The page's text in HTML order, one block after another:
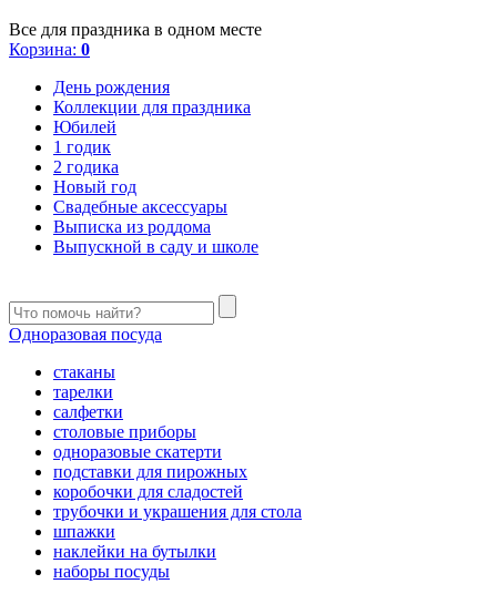
Все для праздника в одном месте
Корзина: 0
День рождения
Коллекции для праздника
Юбилей
1 годик
2 годика
Новый год
Свадебные аксессуары
Выписка из роддома
Выпускной в саду и школе
Одноразовая посуда
стаканы
тарелки
салфетки
столовые приборы
одноразовые скатерти
подставки для пирожных
коробочки для сладостей
трубочки и украшения для стола
шпажки
наклейки на бутылки
наборы посуды